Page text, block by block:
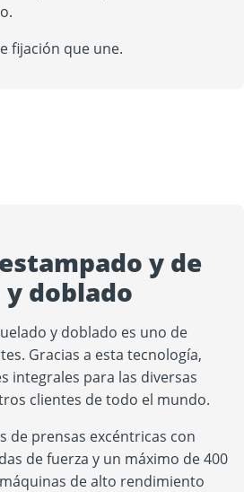
fijación que une.
y de
doblado
y doblado es uno de
Gracias a esta tecnología,
integrales para las diversas
clientes de todo el mundo.
de prensas excéntricas con
de fuerza y un máximo de 400
de alto rendimiento